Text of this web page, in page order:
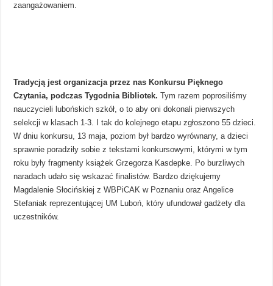
zaangażowaniem.
Tradycjąjest organizacja przez nas Konkursu Pięknego
Czytania, podczas Tygodnia Bibliotek.Tym razem poprosiliśmy
nauczycieli lubońskich szkół, o to aby oni dokonali pierwszych
selekcji w klasach 1-3. I tak do kolejnego etapu zgłoszono 55 dzieci.
W dniu konkursu, 13 maja, poziom był bardzo wyrównany, a dzieci
sprawnie poradziły sobie z tekstami konkursowymi, którymi w tym
roku były fragmenty książek Grzegorza Kasdepke. Po burzliwych
naradach udało się wskazać finalistów. Bardzo dziękujemy
Magdalenie Słocińskiej z WBPiCAK w Poznaniu oraz Angelice
Stefaniak reprezentującej UM Luboń, który ufundował gadżety dla
uczestników.